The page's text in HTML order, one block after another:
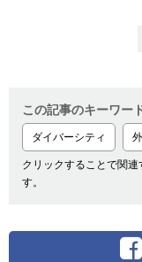
この記事のキーワー
ダイバーシティ
クリックすることで関
す。